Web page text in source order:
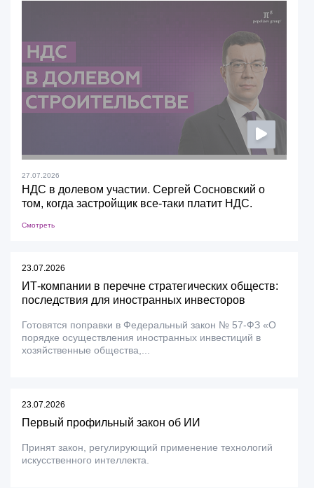
27.07.2026
НДС в долевом участии. Сергей Сосновский о
том, когда застройщик все-таки платит НДС.
Смотреть
23.07.2026
ИТ-компании в перечне стратегических обществ:
последствия для иностранных инвесторов
Готовятся поправки в Федеральный закон № 57-ФЗ «О
порядке осуществления иностранных инвестиций в
хозяйственные общества,...
23.07.2026
Первый профильный закон об ИИ
Принят закон, регулирующий применение технологий
искусственного интеллекта.